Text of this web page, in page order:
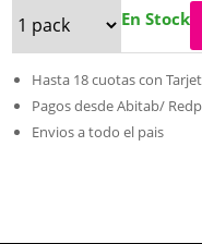
En Stock
Hasta 18 cuotas con
Pagos desde Abitab/
Envios a todo el pais